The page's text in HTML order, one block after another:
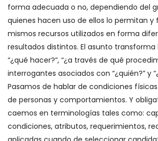
forma adecuada o no, dependiendo del
quienes hacen uso de ellos lo permitan y
mismos recursos utilizados en forma
resultados distintos. El asunto transforma
“¿qué hacer?”, “¿a través de qué
interrogantes asociados con “¿quién?” y
Pasamos de hablar de condiciones
de personas y comportamientos. Y
caemos en terminologías tales como:
condiciones, atributos, requerimientos,